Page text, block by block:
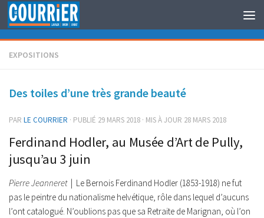
Au dessous du contenu
EXPOSITIONS
Des toiles d’une très grande beauté
PAR LE COURRIER · PUBLIÉ 29 MARS 2018 · MIS À JOUR 28 MARS 2018
Ferdinand Hodler, au Musée d’Art de Pully,
jusqu’au 3 juin
Pierre Jeanneret| Le Bernois Ferdinand Hodler (1853-1918) ne fut
pas le peintre du nationalisme helvétique, rôle dans lequel d’aucuns
l’ont catalogué. N’oublions pas que sa Retraite de Marignan, où l’on